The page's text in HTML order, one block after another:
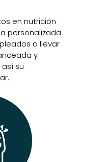
en nutrición
personalizada
a llevar
y
su